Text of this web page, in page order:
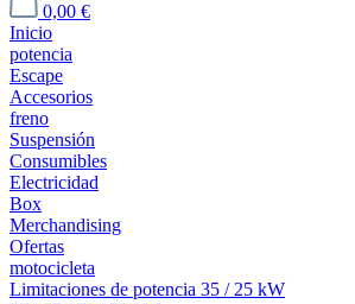
0,00 €
Inicio
potencia
Escape
Accesorios
freno
Suspensión
Consumibles
Electricidad
Box
Merchandising
Ofertas
motocicleta
Limitaciones de potencia 35 / 25 kW